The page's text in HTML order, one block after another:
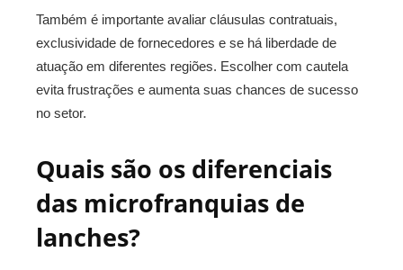
Também é importante avaliar cláusulas contratuais,
exclusividade de fornecedores e se há liberdade de
atuação em diferentes regiões. Escolher com cautela
evita frustrações e aumenta suas chances de sucesso
no setor.
Quais são os diferenciais
das microfranquias de
lanches?